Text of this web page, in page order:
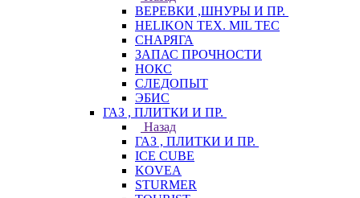
ВЕРЕВКИ ,ШНУРЫ И ПР.
HELIKON TEX. MIL TEC
СНАРЯГА
ЗАПАС ПРОЧНОСТИ
НОКС
СЛЕДОПЫТ
ЭБИС
ГАЗ , ПЛИТКИ И ПР.
Назад
ГАЗ , ПЛИТКИ И ПР.
ICE CUBE
KOVEA
STURMER